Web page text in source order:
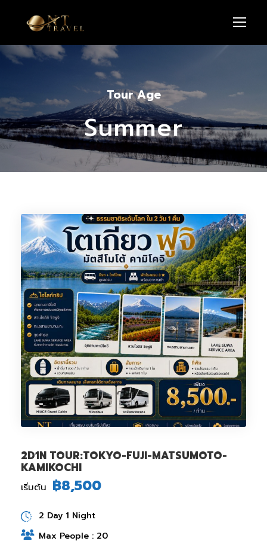
Tour Age
Summer
2D1N TOUR:TOKYO-FUJI-MATSUMOTO-
KAMIKOCHI
เริ่มต้น ฿8,500
2 Day 1 Night
Max People : 20